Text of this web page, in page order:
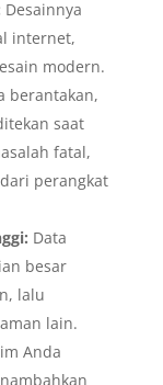
Desainnya
internet,
modern.
berantakan,
saat
fatal,
perangkat
Data
besar
lalu
lain.
Anda